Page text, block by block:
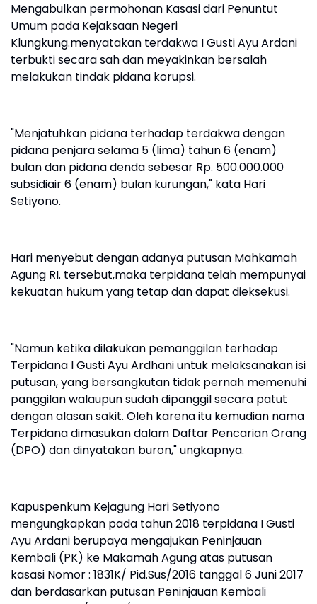
Mengabulkan permohonan Kasasi dari Penuntut
Umum pada Kejaksaan Negeri
Klungkung.menyatakan terdakwa I Gusti Ayu Ardani
terbukti secara sah dan meyakinkan bersalah
melakukan tindak pidana korupsi.
"Menjatuhkan pidana terhadap terdakwa dengan
pidana penjara selama 5 (lima) tahun 6 (enam)
bulan dan pidana denda sebesar Rp. 500.000.000
subsidiair 6 (enam) bulan kurungan," kata Hari
Setiyono.
Hari menyebut dengan adanya putusan Mahkamah
Agung RI. tersebut,maka terpidana telah mempunyai
kekuatan hukum yang tetap dan dapat dieksekusi.
"Namun ketika dilakukan pemanggilan terhadap
Terpidana I Gusti Ayu Ardhani untuk melaksanakan isi
putusan, yang bersangkutan tidak pernah memenuhi
panggilan walaupun sudah dipanggil secara patut
dengan alasan sakit. Oleh karena itu kemudian nama
Terpidana dimasukan dalam Daftar Pencarian Orang
(DPO) dan dinyatakan buron," ungkapnya.
Kapuspenkum Kejagung Hari Setiyono
mengungkapkan pada tahun 2018 terpidana I Gusti
Ayu Ardani berupaya mengajukan Peninjauan
Kembali (PK) ke Makamah Agung atas putusan
kasasi Nomor : 1831K/ Pid.Sus/2016 tanggal 6 Juni 2017
dan berdasarkan putusan Peninjauan Kembali